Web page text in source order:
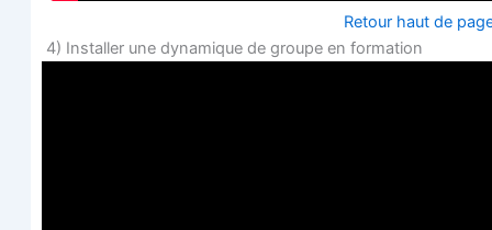
Retour haut de
4) Ins­tal­ler une dyna­mique de groupe en formation